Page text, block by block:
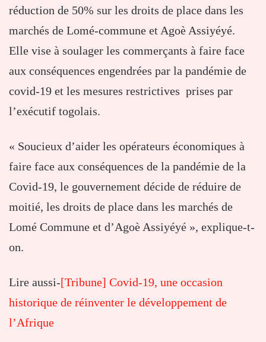
réduction de 50% sur les droits de place dans les
marchés de Lomé-commune et Agoè Assiyéyé.
Elle vise à soulager les commerçants à faire face
aux conséquences engendrées par la pandémie de
covid-19 et les mesures restrictives prises par
l’exécutif togolais.
« Soucieux d’aider les opérateurs économiques à
faire face aux conséquences de la pandémie de la
Covid-19, le gouvernement décide de réduire de
moitié, les droits de place dans les marchés de
Lomé Commune et d’Agoè Assiyéyé », explique-t-
on.
Lire aussi-[Tribune] Covid-19, une occasion
historique de réinventer le développement de
l’Afrique